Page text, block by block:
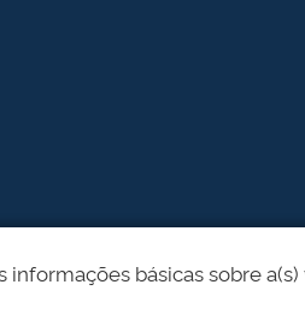
básicas sobre a(s)